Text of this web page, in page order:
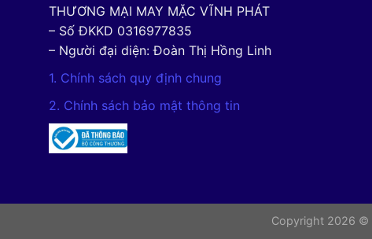
THƯƠNG MẠI MAY MẶC VĨNH PHÁT
– Số ĐKKD 0316977835
– Người đại diện: Đoàn Thị Hồng Linh
1. Chính sách quy định chung
2. Chính sách bảo mật thông tin
Copyright 2026 ©